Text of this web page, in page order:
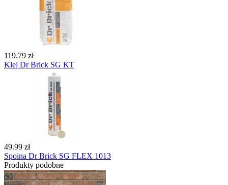
119.79 zł
Klej Dr Brick SG KT
49.99 zł
Spoina Dr Brick SG FLEX 1013
Produkty podobne